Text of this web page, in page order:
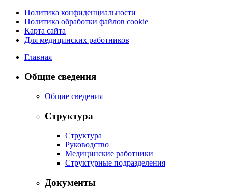
Политика конфиденциальности
Политика обработки файлов cookie
Карта сайта
Для медицинских работников
Главная
Общие сведения
Общие сведения
Структура
Структура
Руководство
Медицинские работники
Структурные подразделения
Документы